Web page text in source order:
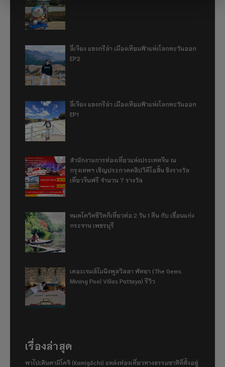
ลี่เจียง แชงกรีล่า เมืองเทียมฟ้าแห่งโลกตะวันออก
EP2
ลี่เจียง แชงกรีล่า เมืองเทียมฟ้าแห่งโลกตะวันออก
EP1
สำนักงานการท่องเที่ยวแห่งประเทศจีน ณ
กรุงเทพฯ เชิญประกวดคลิปวิดีโอสั้น ชิงรางวัล
เที่ยวจีนฟรี จำนวน 7 รางวัล
หมดโควิดชีวิตก็เที่ยวต่อ 2 วัน 1 คืน กับ เขื่อนแก่ง
กระจาน เพชรบุรี
เดอะเจมส์ไมนิงพูลวิลลา พัทยา (The Gems
Mining Pool Villas Pattaya) รีวิว
เรื่องล่าสุด
พาไปเดินคามิโคจิ (Kamigōchi) แหล่งท่องเที่ยวทางธรรมชาติที่ตั้งอยู่